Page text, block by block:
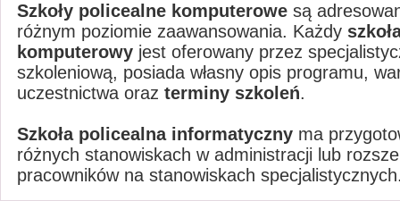
Szkoły policealne komputerowe są
różnym poziomie zaawansowania. Każdy
komputerowy jest oferowany przez
szkoleniową, posiada własny opis programu,
uczestnictwa oraz terminy szkoleń.
Szkoła policealna informatyczny ma
różnych stanowiskach w administracji lub
pracowników na stanowiskach